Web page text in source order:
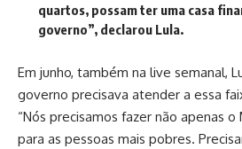
quartos, possam ter uma casa
governo”, declarou Lula.
Em junho, também na live semanal,
governo precisava atender a essa
“Nós precisamos fazer não apenas o
para as pessoas mais pobres.